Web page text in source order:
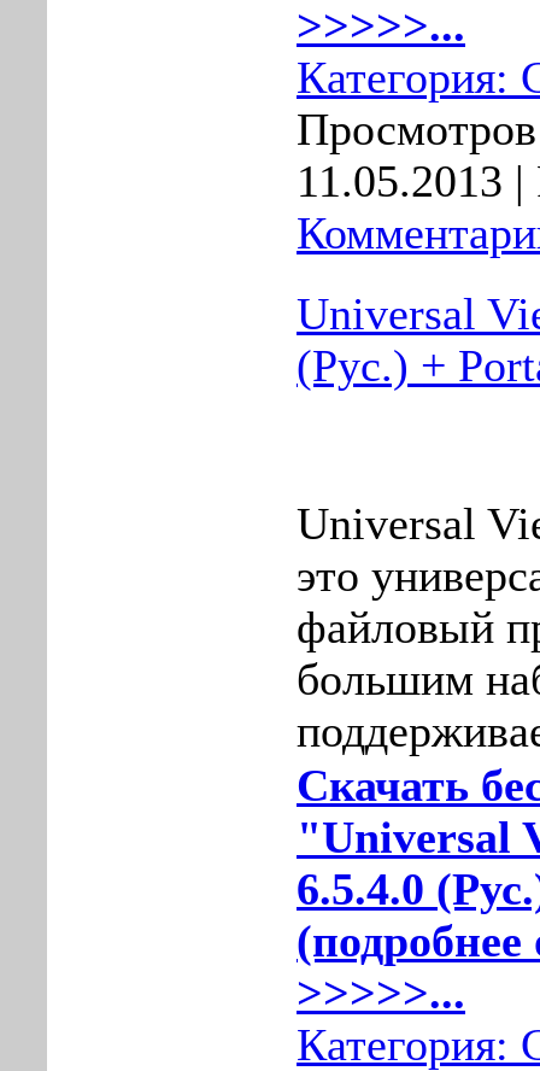
>>>>>...
Категория:
11.05.2013 |
Universal
(Рус.) +
Universal
это
файловый
большим
Скачать
"Universal
6.5.4.0
(подробнее
>>>>>...
Категория: